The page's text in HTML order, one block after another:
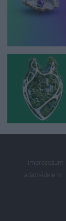
impresszum
adatvédelem